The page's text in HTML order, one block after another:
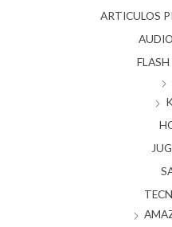
ARTICULOS